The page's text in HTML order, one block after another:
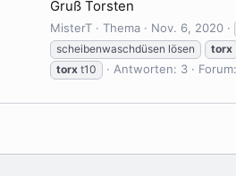
Gruß Torsten
MisterT Thema Nov. 6, 2020
scheibenwaschdüsen lösen
torx
torx t10 Antworten: 3 Forum: